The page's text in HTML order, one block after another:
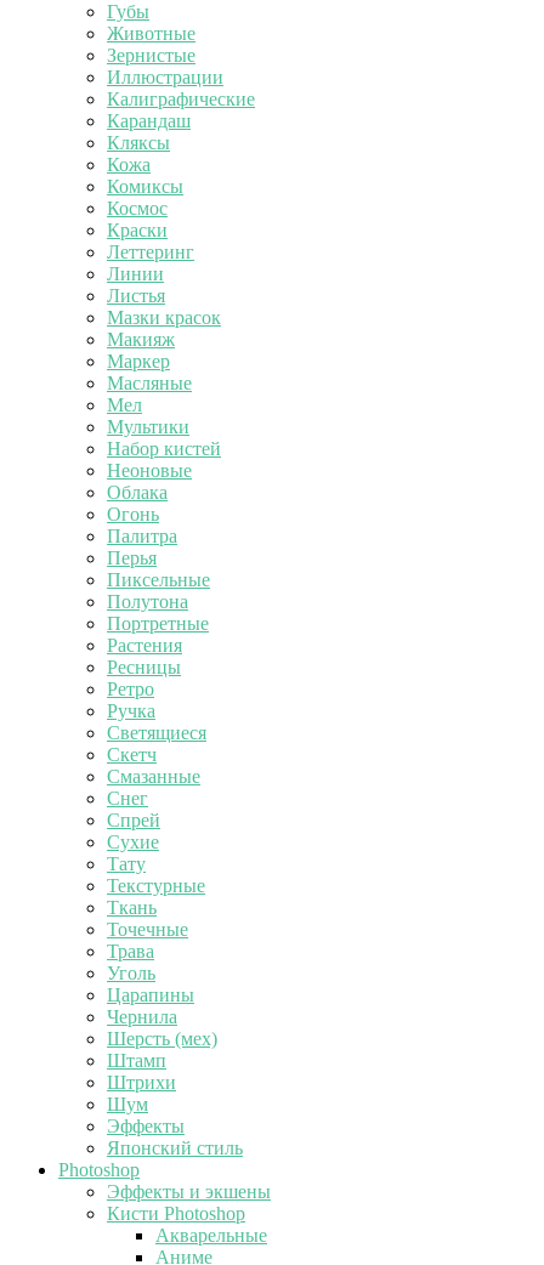
Губы
Животные
Зернистые
Иллюстрации
Калиграфические
Карандаш
Кляксы
Кожа
Комиксы
Космос
Краски
Леттеринг
Линии
Листья
Мазки красок
Макияж
Маркер
Масляные
Мел
Мультики
Набор кистей
Неоновые
Облака
Огонь
Палитра
Перья
Пиксельные
Полутона
Портретные
Растения
Ресницы
Ретро
Ручка
Светящиеся
Скетч
Смазанные
Снег
Спрей
Сухие
Тату
Текстурные
Ткань
Точечные
Трава
Уголь
Царапины
Чернила
Шерсть (мех)
Штамп
Штрихи
Шум
Эффекты
Японский стиль
Photoshop
Эффекты и экшены
Кисти Photoshop
Акварельные
Аниме